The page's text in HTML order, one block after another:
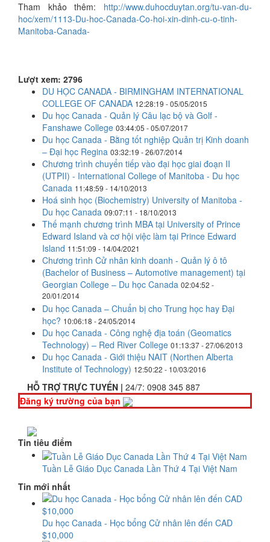
Tham khảo thêm: http://www.duhocduytan.org/tu-van-du-
hoc/xem/1113-Du-hoc-Canada-Co-hoi-xin-dinh-cu-o-tinh-
Manitoba-Canada-
Lượt xem: 2796
DU HỌC CANADA - BIRMINGHAM INTERNATIONAL
COLLEGE OF CANADA 12:28:19 - 05/05/2015
Du học Canada - Quản lý Câu lạc bộ và Golf -
Fanshawe College 03:44:05 - 05/07/2017
Du học Canada - Bằng tốt nghiệp Quản trị Kinh doanh
– Đại học Regina 03:32:19 - 26/07/2014
Chương trình chuyển tiếp vào đại học giai đoạn II
(UTPII) - International College of Manitoba - Du học
Canada 11:48:59 - 14/10/2013
Hoá sinh học (Biochemistry) University of Manitoba -
Du học Canada 09:07:11 - 18/10/2013
Thế mạnh chương trình MBA tại University of Prince
Edward Island và cơ hội việc làm tại Prince Edward
Island 11:51:09 - 14/04/2021
Chương trình Cử nhân kinh doanh - Quản lý ô tô
(Bachelor of Business – Automotive management) tại
Georgian College – Du học Canada 02:04:52 -
20/01/2014
Du học Canada – Chuẩn bị cho Trung học hay Đại
học? 10:06:18 - 24/05/2014
Du học Canada - Công nghệ địa toán (Geomatics
Technology) – Red River College 01:13:37 - 27/06/2013
Du học Canada - Giới thiệu NAIT (Northen Alberta
Institute of Technology) 12:50:22 - 10/03/2016
HỖ TRỢ TRỰC TUYẾN | 24/7: 0908 345 887
Đăng ký trường của bạn
Tin tiêu điểm
Tuần Lễ Giáo Dục Canada Lần Thứ 4 Tại Việt Nam
Tin mới nhất
Du học Canada - Học bổng Cử nhân lên đến CAD
$10,000